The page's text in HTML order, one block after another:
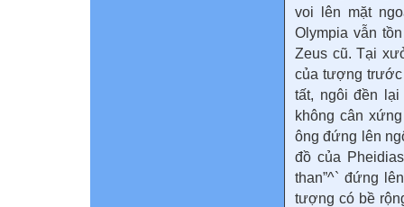
voi lên mặt
Olympia vẫn
Zeus cũ. Tại
của tượng
tất, ngôi đền
không cân
ông đứng lên
đồ của
than”^` đứng
tượng có bề